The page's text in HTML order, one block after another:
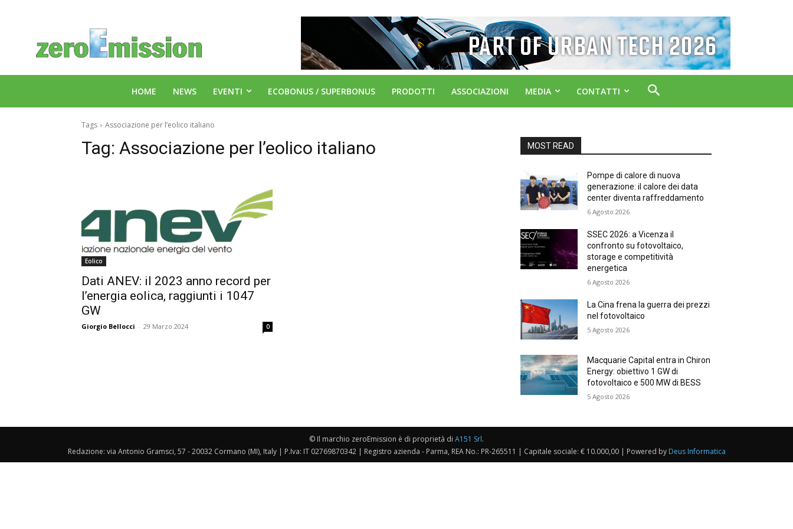
HOME NEWS EVENTI ECOBONUS / SUPERBONUS PRODOTTI ASSOCIAZIONI MEDIA CONTATTI
Tags Associazione per l’eolico italiano
Tag: Associazione per l’eolico italiano
Eolico
Dati ANEV: il 2023 anno record per
l’energia eolica, raggiunti i 1047
GW
Giorgio Bellocci - 29 Marzo 2024 0
MOST READ
Pompe di calore di nuova
generazione: il calore dei data
center diventa raffreddamento
6 Agosto 2026
SSEC 2026: a Vicenza il
confronto su fotovoltaico,
storage e competitività
energetica
6 Agosto 2026
La Cina frena la guerra dei prezzi
nel fotovoltaico
5 Agosto 2026
Macquarie Capital entra in Chiron
Energy: obiettivo 1 GW di
fotovoltaico e 500 MW di BESS
5 Agosto 2026
© Il marchio zeroEmission è di proprietà di A151 Srl.
Redazione: via Antonio Gramsci, 57 - 20032 Cormano (MI), Italy | P.Iva: IT 02769870342 | Registro azienda - Parma, REA No.: PR-265511 | Capitale sociale: € 10.000,00 | Powered by Deus Informatica